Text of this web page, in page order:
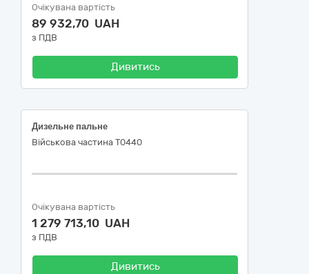
Очікувана вартість
89 932,70 UAH
з ПДВ
Дивитись
Дизельне пальне
Військова частина Т0440
Очікувана вартість
1 279 713,10 UAH
з ПДВ
Дивитись